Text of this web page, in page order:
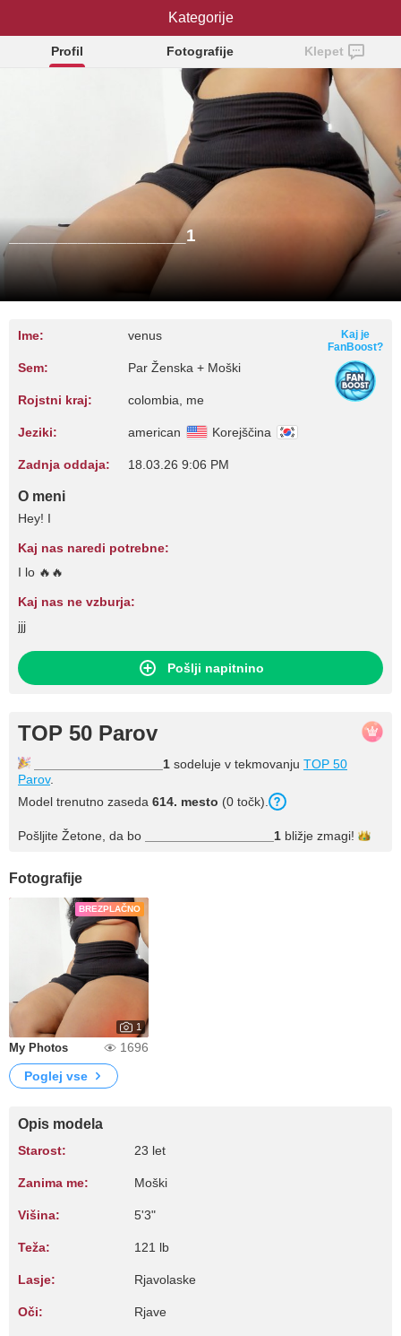
__________________1
Profil Fotografije Klepet
__________________1
Ime: venus
Sem: Par Ženska + Moški
Rojstni kraj: colombia, me
Jeziki: american Korejščina
Zadnja oddaja: 18.03.26 9:06 PM
Kaj je
FanBoost?
O meni
Hey! I
Kaj nas naredi potrebne:
I lo 🔥🔥
Kaj nas ne vzburja:
jjj
Pošlji napitnino
TOP 50 Parov
__________________1 sodeluje v tekmovanju TOP 50
Parov.
Model trenutno zaseda 614. mesto (0 točk).
Pošljite Žetone, da bo __________________1 bližje zmagi!
Fotografije
BREZPLAČNO
1
My Photos
1696
Poglej vse
Opis modela
Starost: 23 let
Zanima me: Moški
Višina: 5'3"
Teža: 121 lb
Lasje: Rjavolaske
Oči: Rjave
Kategorije